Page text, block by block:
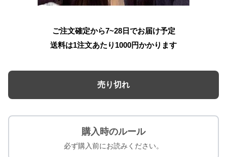
ご注文確定から7~28日でお届け予定
送料は1注文あたり 1000円かかります
売り切れ
購入時のルール
必ず購入前にお読みください。